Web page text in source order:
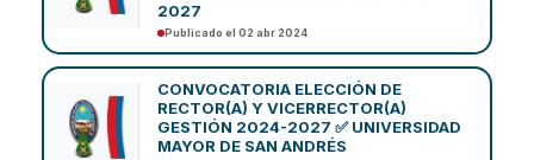
2027
Publicado el 02 abr 2024
CONVOCATORIA ELECCIÓN DE
RECTOR(A) Y VICERRECTOR(A)
GESTIÓN 2024-2027 ✅ UNIVERSIDAD
MAYOR DE SAN ANDRÉS